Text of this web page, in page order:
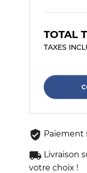
TOTAL
TAXES
Paiement
Livraison
votre choix !